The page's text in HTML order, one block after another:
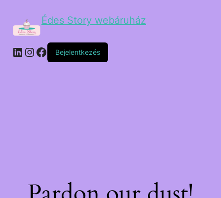
Édes Story webáruház
Bejelentkezés